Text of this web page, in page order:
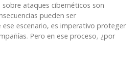
sobre ataques cibernéticos son
pueden ser
ese escenario, es imperativo proteger
Pero en ese proceso, ¿por